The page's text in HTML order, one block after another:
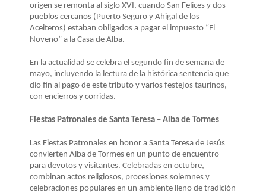
origen se remonta al siglo XVI, cuando San Felices y dos
pueblos cercanos (Puerto Seguro y Ahigal de los
Aceiteros) estaban obligados a pagar el impuesto “El
Noveno” a la Casa de Alba.
En la actualidad se celebra el segundo fin de semana de
mayo, incluyendo la lectura de la histórica sentencia que
dio fin al pago de este tributo y varios festejos taurinos,
con encierros y corridas.
Fiestas Patronales de Santa Teresa – Alba de Tormes
Las Fiestas Patronales en honor a Santa Teresa de Jesús
convierten Alba de Tormes en un punto de encuentro
para devotos y visitantes. Celebradas en octubre,
combinan actos religiosos, procesiones solemnes y
celebraciones populares en un ambiente lleno de tradición